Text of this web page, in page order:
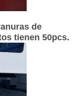
de
tienen 50pcs.